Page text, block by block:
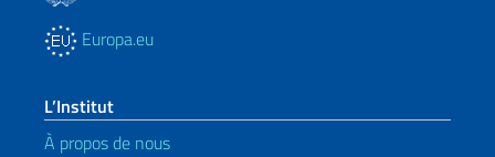
Europa.eu
L’Institut
À propos de nous